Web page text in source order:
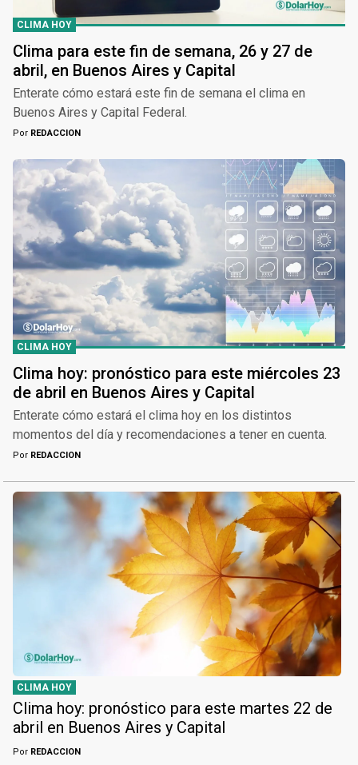
CLIMA HOY
Clima para este fin de semana, 26 y 27 de
abril, en Buenos Aires y Capital
Enterate cómo estará este fin de semana el clima en
Buenos Aires y Capital Federal.
Por REDACCION
CLIMA HOY
Clima hoy: pronóstico para este miércoles 23
de abril en Buenos Aires y Capital
Enterate cómo estará el clima hoy en los distintos
momentos del día y recomendaciones a tener en cuenta.
Por REDACCION
CLIMA HOY
Clima hoy: pronóstico para este martes 22 de
abril en Buenos Aires y Capital
Por REDACCION